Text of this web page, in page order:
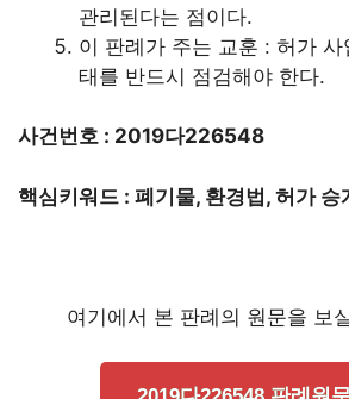
관리된다는 점이다.
이 판례가 주는 교훈 : 허가
태를 반드시 점검해야 한다.
사건번호 : 2019다226548
핵심키워드 : 폐기물, 환경법, 허가 승
여기에서 본 판례의 원문을 보